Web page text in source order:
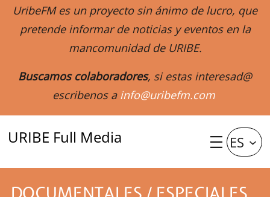
UribeFM es un proyecto sin ánimo de lucro, que
pretende informar de noticias y eventos en la
mancomunidad de URIBE.
Buscamos colaboradores, si estas interesad@
escribenos a info@uribefm.com
URIBE Full Media ES